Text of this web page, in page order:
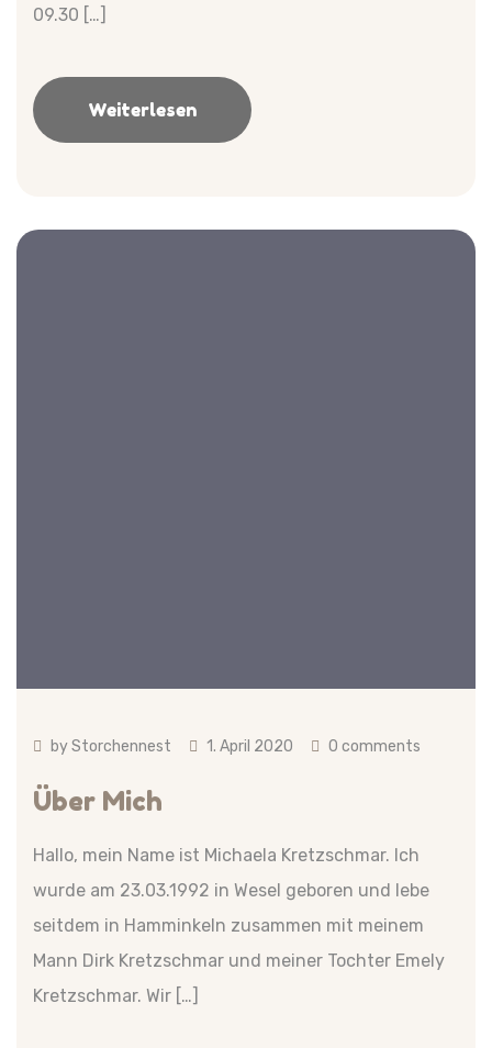
09.30 […]
Weiterlesen
byStorchennest 1. April 2020 0 comments
Über Mich
Hallo, mein Name ist Michaela Kretzschmar. Ich
wurde am 23.03.1992 in Wesel geboren und lebe
seitdem in Hamminkeln zusammen mit meinem
Mann Dirk Kretzschmar und meiner Tochter Emely
Kretzschmar. Wir […]